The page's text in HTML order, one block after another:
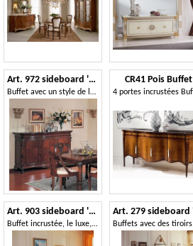
Art. 972 sideboard '700 Siciliano
Buffet avec un style de luxe classique, en bois sculpté, pour salon
CR41 Pois Buffet
Art. 903 sideboard '800 Francese
Buffet incrustée, le luxe, pour salle à manger